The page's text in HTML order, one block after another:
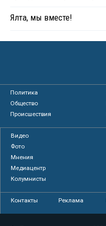
Ялта, мы вместе!
Политика
Общество
Происшествия
Видео
Фото
Мнения
Медиацентр
Колумнисты
Контакты Реклама